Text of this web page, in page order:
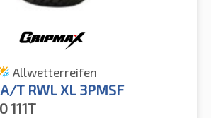
Allwetterreifen
T RWL XL 3PMSF
111T